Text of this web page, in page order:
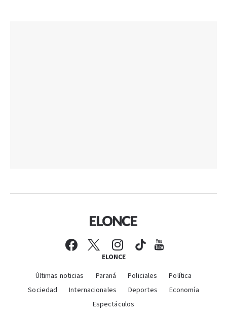
ELONCE
Últimas noticias Paraná Policiales
Política
Sociedad
Internacionales Deportes
Economía
Espectáculos